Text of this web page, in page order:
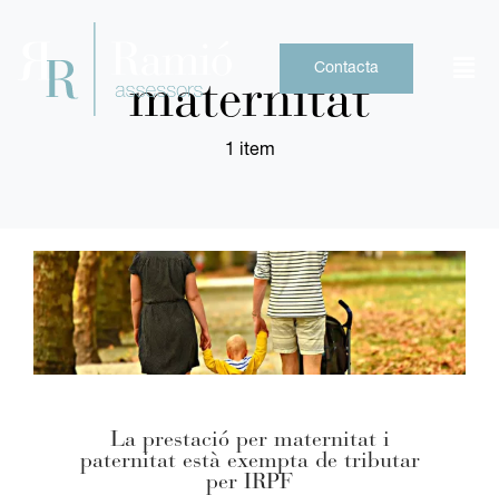
Contacta
maternitat
1 item
La prestació per maternitat i
paternitat està exempta de tributar
per IRPF